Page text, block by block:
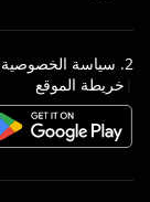
2. سياسة الخصوصية
| خريطة الموقع